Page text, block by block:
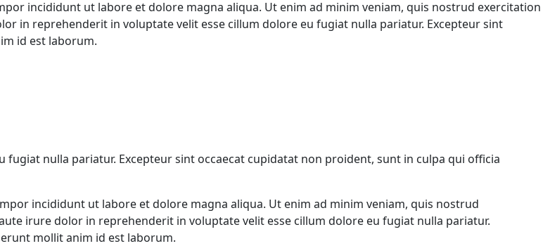
incididunt ut labore et dolore magna aliqua. Ut enim ad minim veniam, quis nostrud exercitation
in reprehenderit in voluptate velit esse cillum dolore eu fugiat nulla pariatur. Excepteur sint
id est laborum.
nulla pariatur. Excepteur sint occaecat cupidatat non proident, sunt in culpa qui officia
incididunt ut labore et dolore magna aliqua. Ut enim ad minim veniam, quis nostrud
irure dolor in reprehenderit in voluptate velit esse cillum dolore eu fugiat nulla pariatur.
mollit anim id est laborum.